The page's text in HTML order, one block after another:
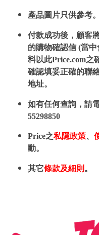
產品圖片只供參考。
付款成功後，顧客
的購物確認信 (當
料以此Price.com之
確認填妥正確的聯
地址。
如有任何查詢，請
55298850
Price之私隱政策、
動。
其它條款及細則 。